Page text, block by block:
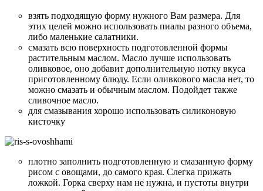
взять подходящую форму нужного Вам размера. Для
этих целей можно использовать пиалы разного объема,
либо маленькие салатники.
смазать всю поверхность подготовленной формы
растительным маслом. Масло лучше использовать
оливковое, оно добавит дополнительную нотку вкуса
приготовленному блюду. Если оливкового масла нет, то
можно смазать и обычным маслом. Подойдет также
сливочное масло.
для смазывания хорошо использовать силиконовую
кисточку
плотно заполнить подготовленную и смазанную форму
рисом с овощами, до самого края. Слегка прижать
ложкой. Горка сверху нам не нужна, и пустоты внутри